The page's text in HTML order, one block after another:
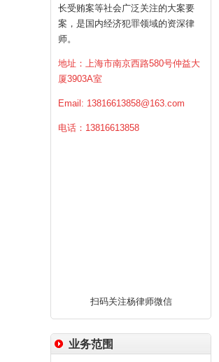
长受贿案等社会广泛关注的大案要
案，是国内经济犯罪领域的资深律
师。
地址：上海市南京西路580号仲益大
厦3903A室
Email: 13816613858@163.com
电话：13816613858
扫码关注杨律师微信
业务范围